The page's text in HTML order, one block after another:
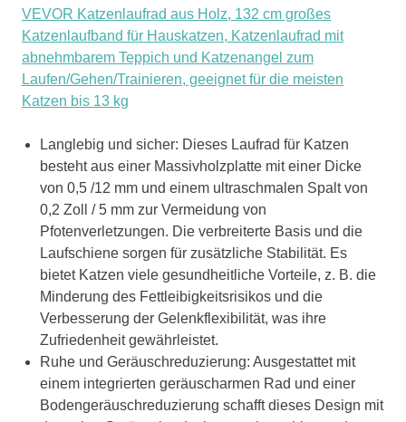
VEVOR Katzenlaufrad aus Holz, 132 cm großes
Katzenlaufband für Hauskatzen, Katzenlaufrad mit
abnehmbarem Teppich und Katzenangel zum
Laufen/Gehen/Trainieren, geeignet für die meisten
Katzen bis 13 kg
Langlebig und sicher: Dieses Laufrad für Katzen
besteht aus einer Massivholzplatte mit einer Dicke
von 0,5 /12 mm und einem ultraschmalen Spalt von
0,2 Zoll / 5 mm zur Vermeidung von
Pfotenverletzungen. Die verbreiterte Basis und die
Laufschiene sorgen für zusätzliche Stabilität. Es
bietet Katzen viele gesundheitliche Vorteile, z. B. die
Minderung des Fettleibigkeitsrisikos und die
Verbesserung der Gelenkflexibilität, was ihre
Zufriedenheit gewährleistet.
Ruhe und Geräuschreduzierung: Ausgestattet mit
einem integrierten geräuscharmen Rad und einer
Bodengeräuschreduzierung schafft dieses Design mit